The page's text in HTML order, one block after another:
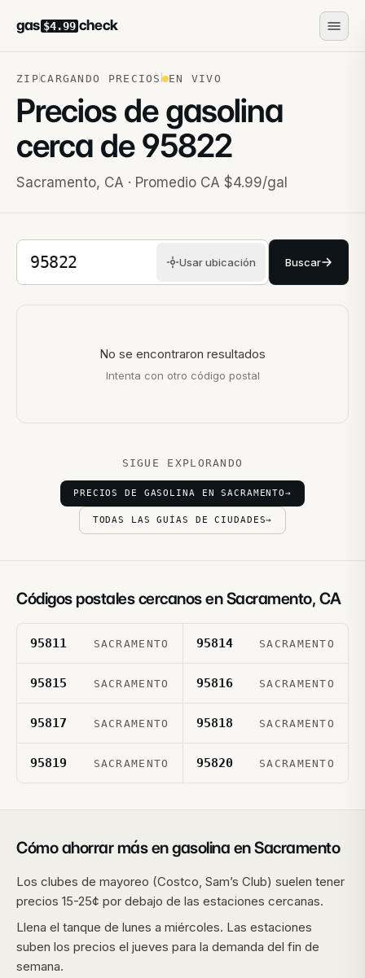
gas $4.99 check
ZIP CARGANDO PRECIOS EN VIVO
Precios de gasolina
cerca de95822
Sacramento, CA · Promedio CA $4.99/gal
Código postal de 5 dígitos
Usar ubicación Buscar
Estaciones cercanas
No se encontraron resultados
Intenta con otro código postal
SIGUE EXPLORANDO
PRECIOS DE GASOLINA EN SACRAMENTO→
TODAS LAS GUÍAS DE CIUDADES→
Códigos postales cercanos enSacramento, CA
95811 SACRAMENTO 95814 SACRAMENTO
95815 SACRAMENTO 95816 SACRAMENTO
95817 SACRAMENTO 95818 SACRAMENTO
95819 SACRAMENTO 95820 SACRAMENTO
Cómo ahorrar más en gasolina enSacramento
Los clubes de mayoreo (Costco, Sam’s Club) suelen tener
precios 15-25¢ por debajo de las estaciones cercanas.
Llena el tanque de lunes a miércoles. Las estaciones
suben los precios el jueves para la demanda del fin de
semana.